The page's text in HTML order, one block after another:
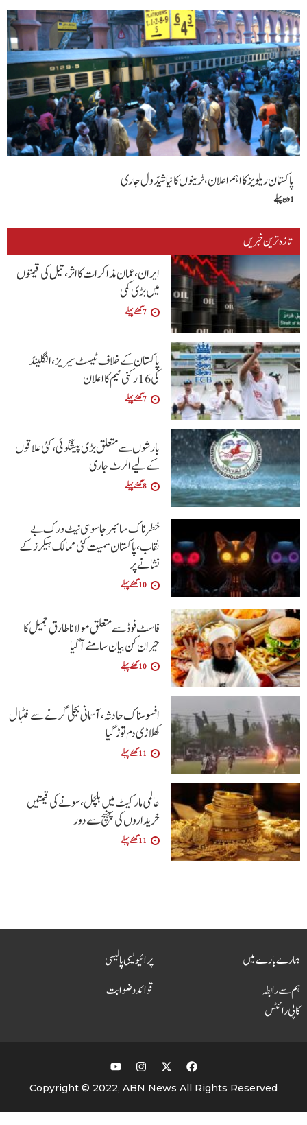
پاکستان ریلویز کا اہم اعلان، ٹرینوں کا نیا شیڈول جاری
1 دن پہلے
تازہ ترین خبریں
ایران، عمان مذاکرات کا اثر، تیل کی قیمتوں
میں بڑی کمی
7 گھنٹے پہلے
پاکستان کے خلاف ٹیسٹ سیریز، انگلینڈ
کی 16 رکنی ٹیم کا اعلان
7 گھنٹے پہلے
بارشوں سے متعلق بڑی پیشگوئی، کئی علاقوں
کے لیے الرٹ جاری
8 گھنٹے پہلے
خطرناک سائبر جاسوسی نیٹ ورک بے
نقاب، پاکستان سمیت کئی ممالک ہیکرز کے
نشانے پر
10 گھنٹے پہلے
فاسٹ فوڈ سے متعلق مولانا طارق جمیل کا
حیران کن بیان سامنے آگیا
10 گھنٹے پہلے
افسوسناک حادثہ، آسمانی بجلی گرنے سے فٹبال
کھلاڑی دم توڑ گیا
11 گھنٹے پہلے
عالمی مارکیٹ میں ہلچل، سونے کی قیمتیں
خریداروں کی پہنچ سے دور
11 گھنٹے پہلے
ہمارے بارے میں
ہم سے رابطہ
پرائیویسی پالیسی
قوائد و ضوابت
کاپی رائٹس
Copyright © 2022, ABN News All Rights Reserved